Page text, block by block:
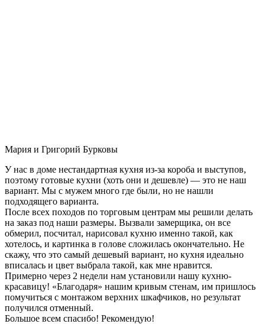
Мария и Григорий Бурковы
У нас в доме нестандартная кухня из-за короба и выступов,
поэтому готовые кухни (хоть они и дешевле) — это не наш
вариант. Мы с мужем много где были, но не нашли
подходящего варианта.
После всех походов по торговым центрам мы решили делать
на заказ под наши размеры. Вызвали замерщика, он все
обмерил, посчитал, нарисовал кухню именно такой, как
хотелось, и картинка в голове сложилась окончательно. Не
скажу, что это самый дешевый вариант, но кухня идеально
вписалась и цвет выбрала такой, как мне нравится.
Примерно через 2 недели нам установили нашу кухню-
красавицу! «Благодаря» нашим кривым стенам, им пришлось
помучиться с монтажом верхних шкафчиков, но результат
получился отменный.
Большое всем спасибо! Рекомендую!